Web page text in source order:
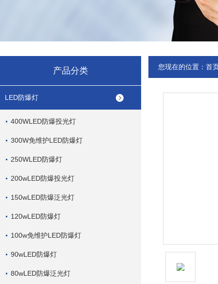
产品分类
LED防爆灯
400WLED防爆投光灯
300W免维护LED防爆灯
250WLED防爆灯
200wLED防爆投光灯
150wLED防爆泛光灯
120wLED防爆灯
100w免维护LED防爆灯
90wLED防爆灯
80wLED防爆泛光灯
您现在的位置： 首